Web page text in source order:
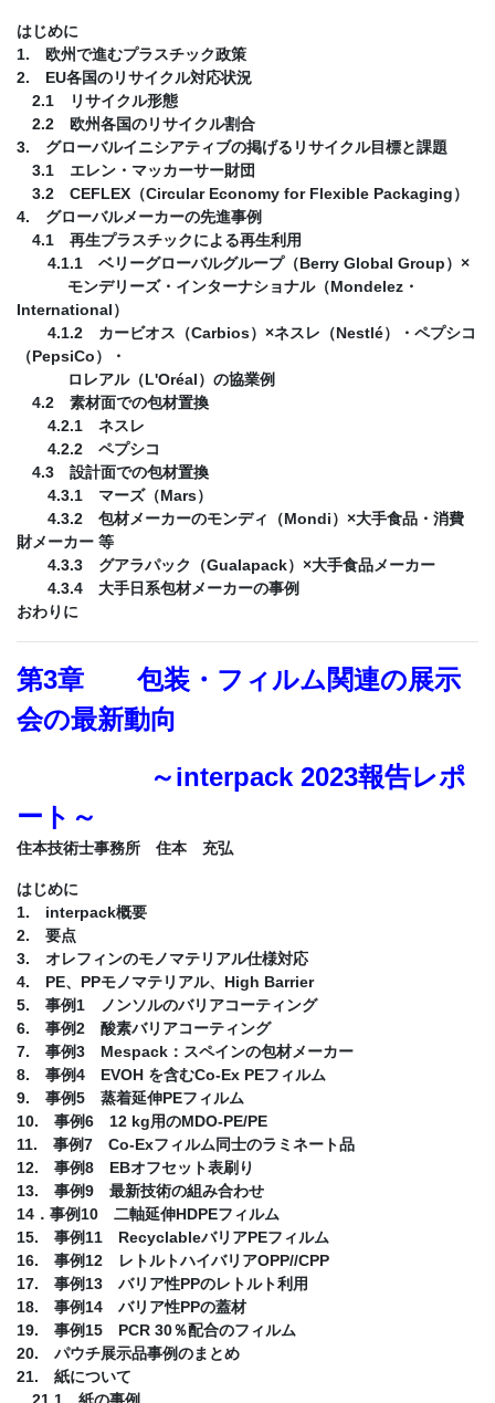
はじめに
1. 欧州で進むプラスチック政策
2. EU各国のリサイクル対応状況
2.1 リサイクル形態
2.2 欧州各国のリサイクル割合
3. グローバルイニシアティブの掲げるリサイクル目標と課題
3.1 エレン・マッカーサー財団
3.2 CEFLEX（Circular Economy for Flexible Packaging）
4. グローバルメーカーの先進事例
4.1 再生プラスチックによる再生利用
4.1.1 ベリーグローバルグループ（Berry Global Group）×
モンデリーズ・インターナショナル（Mondelez・
International）
4.1.2 カービオス（Carbios）×ネスレ（Nestlé）・ペプシコ
（PepsiCo）・
ロレアル（L'Oréal）の協業例
4.2 素材面での包材置換
4.2.1 ネスレ
4.2.2 ペプシコ
4.3 設計面での包材置換
4.3.1 マーズ（Mars）
4.3.2 包材メーカーのモンディ（Mondi）×大手食品・消費
財メーカー 等
4.3.3 グアラパック（Gualapack）×大手食品メーカー
4.3.4 大手日系包材メーカーの事例
おわりに
第3章 包装・フィルム関連の展示
会の最新動向
～interpack 2023報告レポ
ート～
住本技術士事務所 住本 充弘
はじめに
1. interpack概要
2. 要点
3. オレフィンのモノマテリアル仕様対応
4. PE、PPモノマテリアル、High Barrier
5. 事例1 ノンソルのバリアコーティング
6. 事例2 酸素バリアコーティング
7. 事例3 Mespack：スペインの包材メーカー
8. 事例4 EVOH を含むCo-Ex PEフィルム
9. 事例5 蒸着延伸PEフィルム
10. 事例6 12 kg用のMDO-PE/PE
11. 事例7 Co-Exフィルム同士のラミネート品
12. 事例8 EBオフセット表刷り
13. 事例9 最新技術の組み合わせ
14．事例10 二軸延伸HDPEフィルム
15. 事例11 RecyclableバリアPEフィルム
16. 事例12 レトルトハイバリアOPP//CPP
17. 事例13 バリア性PPのレトルト利用
18. 事例14 バリア性PPの蓋材
19. 事例15 PCR 30％配合のフィルム
20. パウチ展示品事例のまとめ
21. 紙について
21.1 紙の事例